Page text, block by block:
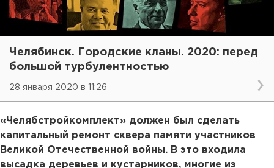
Челябинск. Городские кланы. 2020: перед
большой турбулентностью
28 января 2020 в 11:26
«Челябстройкомплект» должен был сделать
капитальный ремонт сквера памяти участников
Великой Отечественной войны. В это входила
высадка деревьев и кустарников, многие из